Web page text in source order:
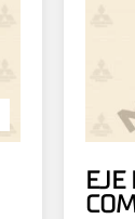
EJE